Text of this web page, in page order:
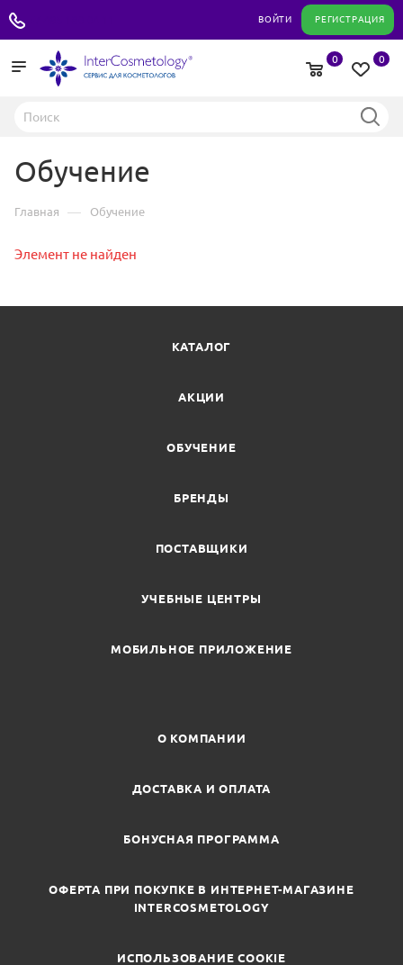
ВОЙТИ РЕГИСТРАЦИЯ
0
0
Обучение
Главная — Обучение
Элемент не найден
КАТАЛОГ
АКЦИИ
ОБУЧЕНИЕ
БРЕНДЫ
ПОСТАВЩИКИ
УЧЕБНЫЕ ЦЕНТРЫ
МОБИЛЬНОЕ ПРИЛОЖЕНИЕ
О КОМПАНИИ
ДОСТАВКА И ОПЛАТА
БОНУСНАЯ ПРОГРАММА
ОФЕРТА ПРИ ПОКУПКЕ В ИНТЕРНЕТ-МАГАЗИНЕ
INTERCOSMETOLOGY
ИСПОЛЬЗОВАНИЕ COOKIE